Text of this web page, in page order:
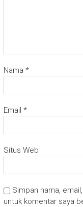
Nama *
Email *
Situs Web
Simpan nama,
untuk komentar saya